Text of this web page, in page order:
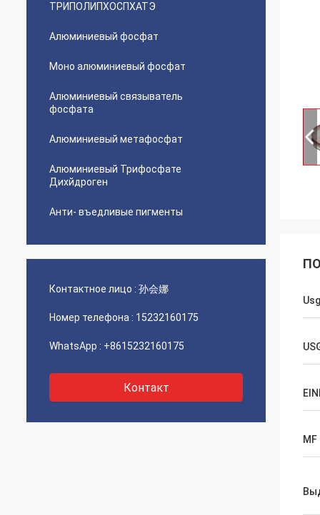
ТРИПОЛИПХОСПХАТЭ
Алюминиевый фосфат
Моно алюминиевый фосфат
Алюминиевый связыватель
фосфата
Алюминиевый метафосфат
Алюминиевый Трифосфате
Дихйдроген
Анти- въедливые пигменты
Контактное лицо : 孙会娜
Номер телефона : 15232160175
WhatsApp : +8615232160175
Контакт
MF